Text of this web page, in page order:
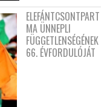
ELEFÁNTCSONTPART
MA ÜNNEPLI
FÜGGETLENSÉGÉNEK
66. ÉVFORDULÓJÁT